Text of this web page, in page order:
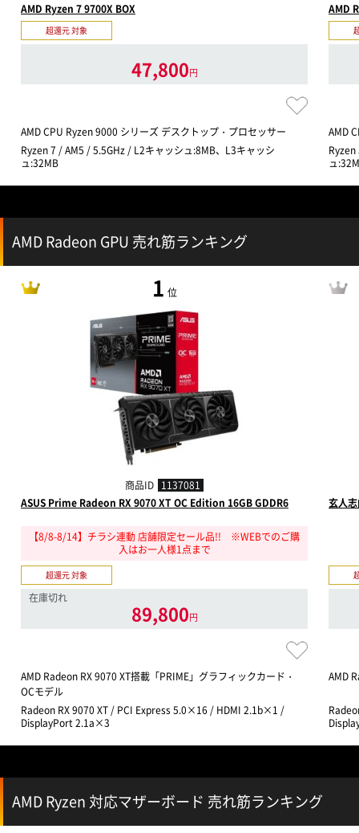
AMD Ryzen 7 9700X BOX
超還元 対象
47,800円
AMD CPU Ryzen 9000 シリーズ デスクトップ・プロセッサー
Ryzen 7 / AM5 / 5.5GHz / L2キャッシュ:8MB、L3キャッシ
ュ:32MB
AMD
AMD
ュ
AMD Radeon GPU 売れ筋ランキング
1 位
商品ID 1137081
ASUS Prime Radeon RX 9070 XT OC Edition 16GB GDDR6
【8/8-8/14】チラシ連動 店舗限定セール品!! ※WEBでのご購
入はお一人様1点まで
超還元 対象
在庫切れ
89,800円
AMD Radeon RX 9070 XT搭載「PRIME」グラフィックカード・
OCモデル
Radeon RX 9070 XT / PCI Express 5.0×16 / HDMI 2.1b×1 /
DisplayPort 2.1a×3
玄人
AMD
AMD Ryzen 対応マザーボード 売れ筋ランキング